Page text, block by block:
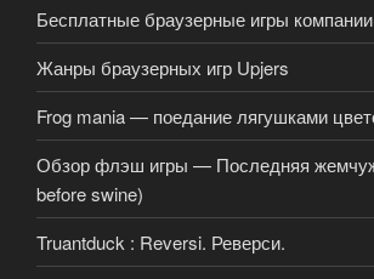
Бесплатные браузерные игры
Жанры браузерных игр Upjers
Frog mania — поедание лягушками
Обзор флэш игры — Последняя
before swine)
Truantduck : Reversi. Реверси.